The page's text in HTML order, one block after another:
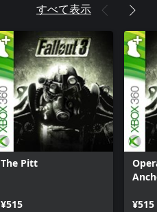
すべて表示
The Pitt
¥515 ¥515